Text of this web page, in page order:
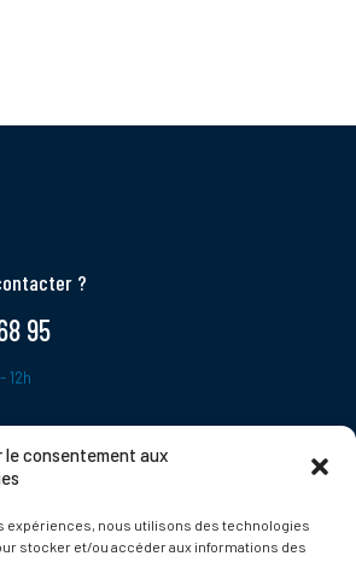
le consentement aux
expériences, nous utilisons des technologies
stocker et/ou accéder aux informations des
?
95
12h